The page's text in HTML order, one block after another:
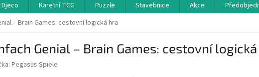
Djeco Karetní TCG Puzzle Stavebnice Akce
– Brain Games: cestovní logická hra
Genial – Brain Games: cestovní
Pegasus Spiele